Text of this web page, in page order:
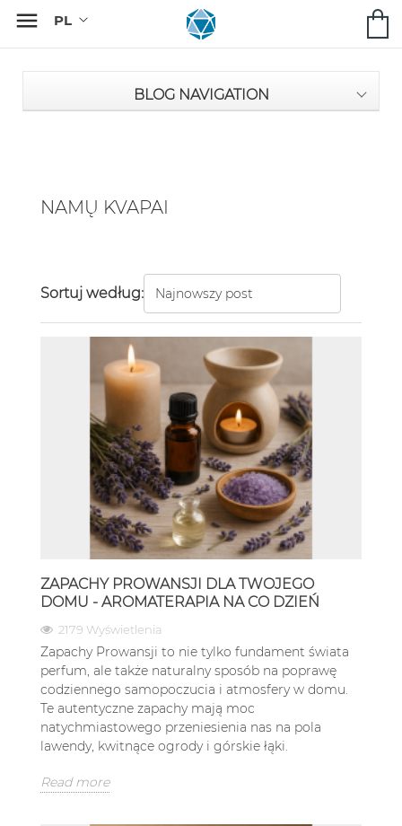

BLOG NAVIGATION
NAMŲ KVAPAI
Sortuj według:
ZAPACHY PROWANSJI DLA TWOJEGO
DOMU - AROMATERAPIA NA CO DZIEŃ
2179 Wyświetlenia
Zapachy Prowansji to nie tylko fundament świata
perfum, ale także naturalny sposób na poprawę
codziennego samopoczucia i atmosfery w domu.
Te autentyczne zapachy mają moc
natychmiastowego przeniesienia nas na pola
lawendy, kwitnące ogrody i górskie łąki.
Read more